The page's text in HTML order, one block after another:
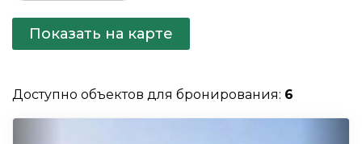
Показать на карте
Доступно объектов для бронирования: 6